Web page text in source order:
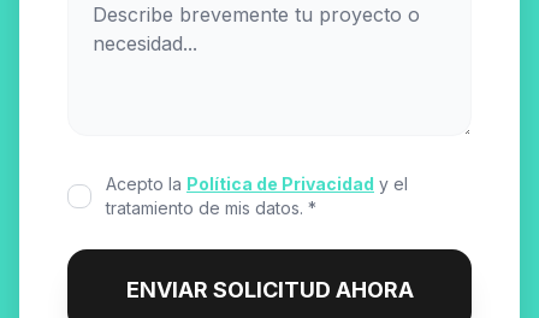
Acepto la Política de Privacidad y el
tratamiento de mis datos. *
ENVIAR SOLICITUD AHORA